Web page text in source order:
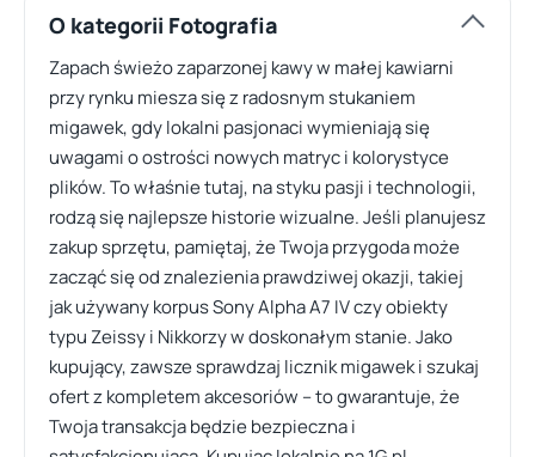
O kategorii Fotografia
Zapach świeżo zaparzonej kawy w małej kawiarni
przy rynku miesza się z radosnym stukaniem
migawek, gdy lokalni pasjonaci wymieniają się
uwagami o ostrości nowych matryc i kolorystyce
plików. To właśnie tutaj, na styku pasji i technologii,
rodzą się najlepsze historie wizualne. Jeśli planujesz
zakup sprzętu, pamiętaj, że Twoja przygoda może
zacząć się od znalezienia prawdziwej okazji, takiej
jak używany korpus Sony Alpha A7 IV czy obiekty
typu Zeissy i Nikkorzy w doskonałym stanie. Jako
kupujący, zawsze sprawdzaj licznik migawek i szukaj
ofert z kompletem akcesoriów – to gwarantuje, że
Twoja transakcja będzie bezpieczna i